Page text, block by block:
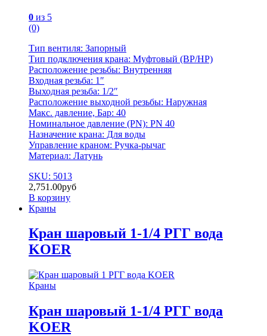
0 из 5
(0)
Тип вентиля: Запорный
Тип подключения крана: Муфтовый (BР/НР)
Расположение резьбы: Внутренняя
Входная резьба: 1″
Выходная резьба: 1/2″
Расположение выходной резьбы: Наружная
Макс. давление, Бар: 40
Номинальное давление (PN): PN 40
Назначение крана: Для воды
Управление краном: Ручка-рычаг
Материал: Латунь
SKU: 5013
2,751.00руб
В корзину
Краны
Кран шаровый 1-1/4 РГГ вода
KOER
Краны
Кран шаровый 1-1/4 РГГ вода
KOER